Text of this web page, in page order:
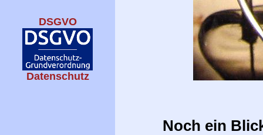
DSGVO
Datenschutz
Noch ein